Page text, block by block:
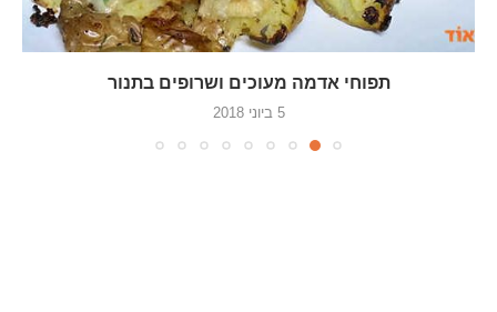
תפוחי אדמה מעוכים ושרופים בתנור
5 ביוני 2018